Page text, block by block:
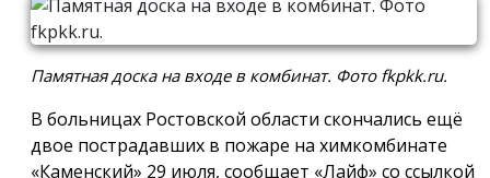
Памятная доска на входе в комбинат. Фото fkpkk.ru.
В больницах Ростовской области скончались ещё
двое пострадавших в пожаре на химкомбинате
«Каменский» 29 июля, сообщает «Лайф» со ссылкой